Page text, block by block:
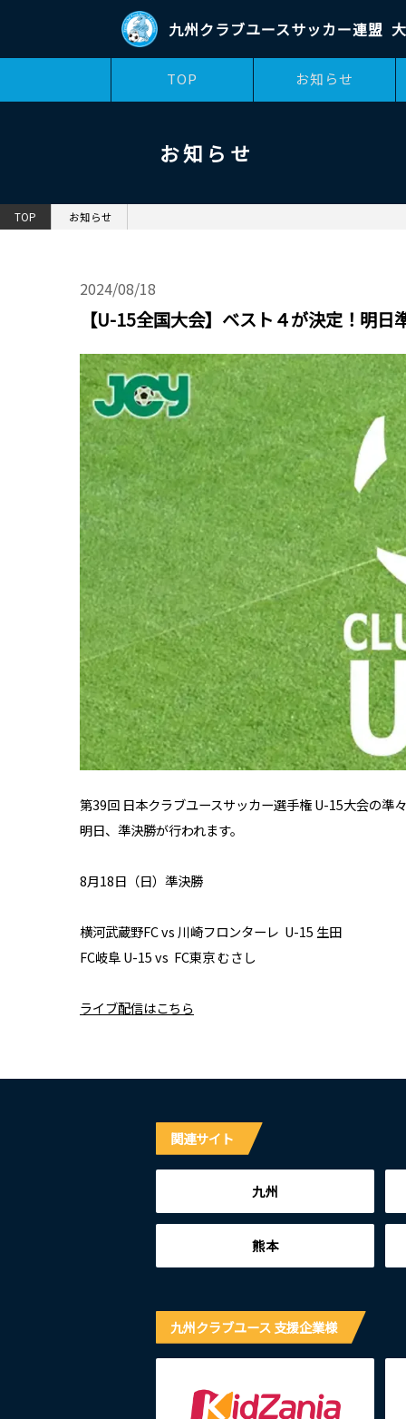
九州クラブユースサッカー連盟
TOP お知らせ
お知らせ
TOP お知らせ
2024/08/18
【U-15全国大会】ベスト４が決定！明日
第39回 日本クラブユースサッカー選手権 U-15大会の準
​明日、準決勝が行われます。
​8月18日（日）準決勝
​横河武蔵野FC vs 川崎フロンターレ U-15 生田
FC岐阜 U-15 vs FC東京 むさし
ライブ配信はこちら
関連サイト
九州
熊本
九州クラブユース 支援企業様